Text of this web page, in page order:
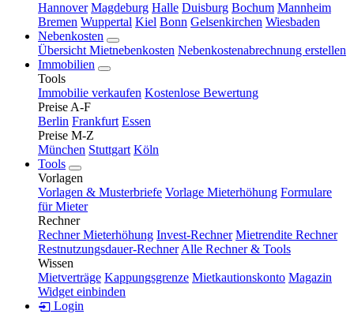
Hannover Magdeburg Halle Duisburg Bochum Mannheim
Bremen Wuppertal Kiel Bonn Gelsenkirchen Wiesbaden
Nebenkosten
Übersicht Mietnebenkosten Nebenkostenabrechnung erstellen
Immobilien
Tools
Immobilie verkaufen Kostenlose Bewertung
Preise A-F
Berlin Frankfurt Essen
Preise M-Z
München Stuttgart Köln
Tools
Vorlagen
Vorlagen & Musterbriefe Vorlage Mieterhöhung Formulare
für Mieter
Rechner
Rechner Mieterhöhung Invest-Rechner Mietrendite Rechner
Restnutzungsdauer-Rechner Alle Rechner & Tools
Wissen
Mietverträge Kappungsgrenze Mietkautionskonto Magazin
Widget einbinden
Login